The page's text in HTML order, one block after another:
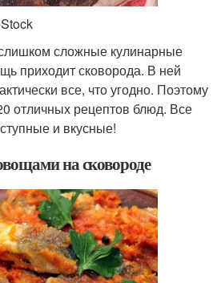
сложные кулинарные
приходит сковорода. В ней
все, что угодно. Поэтому
отличных рецептов блюд. Все
и вкусные!
на сковороде